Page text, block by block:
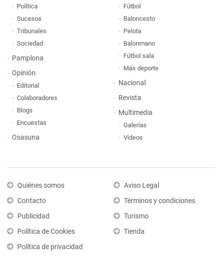
Política
Sucesos
Tribunales
Sociedad
Pamplona
Opinión
Editorial
Colaboradores
Blogs
Encuestas
Osasuna
Fútbol
Baloncesto
Pelota
Balonmano
Fútbol sala
Más deporte
Nacional
Revista
Multimedia
Galerías
Vídeos
Quiénes somos
Contacto
Publicidad
Política de Cookies
Política de privacidad
Aviso Legal
Términos y condiciones
Turismo
Tienda